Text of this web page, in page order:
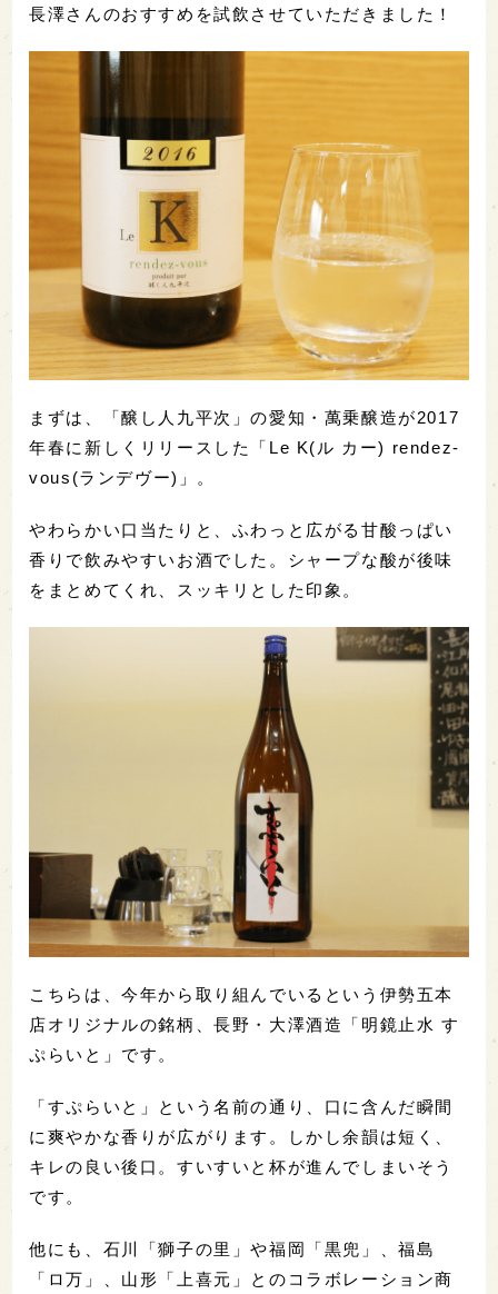
長澤さんのおすすめを試飲させていただきました！
まずは、「醸し人九平次」の愛知・萬乗醸造が2017
年春に新しくリリースした「Le K(ル カー) rendez-
vous(ランデヴー)」。
やわらかい口当たりと、ふわっと広がる甘酸っぱい
香りで飲みやすいお酒でした。シャープな酸が後味
をまとめてくれ、スッキリとした印象。
こちらは、今年から取り組んでいるという伊勢五本
店オリジナルの銘柄、長野・大澤酒造「明鏡止水 す
ぷらいと」です。
「すぷらいと」という名前の通り、口に含んだ瞬間
に爽やかな香りが広がります。しかし余韻は短く、
キレの良い後口。すいすいと杯が進んでしまいそう
です。
他にも、石川「獅子の里」や福岡「黒兜」、福島
「ロ万」、山形「上喜元」とのコラボレーション商